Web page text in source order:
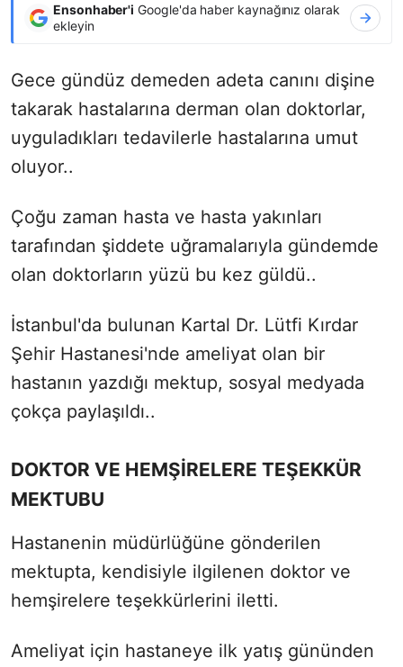
Ensonhaber'i Google'da haber kaynağınız olarak
ekleyin
Gece gündüz demeden adeta canını dişine
takarak hastalarına derman olan doktorlar,
uyguladıkları tedavilerle hastalarına umut
oluyor..
Çoğu zaman hasta ve hasta yakınları
tarafından şiddete uğramalarıyla gündemde
olan doktorların yüzü bu kez güldü..
İstanbul'da bulunan Kartal Dr. Lütfi Kırdar
Şehir Hastanesi'nde ameliyat olan bir
hastanın yazdığı mektup, sosyal medyada
çokça paylaşıldı..
DOKTOR VE HEMŞİRELERE TEŞEKKÜR
MEKTUBU
Hastanenin müdürlüğüne gönderilen
mektupta, kendisiyle ilgilenen doktor ve
hemşirelere teşekkürlerini iletti.
Ameliyat için hastaneye ilk yatış gününden